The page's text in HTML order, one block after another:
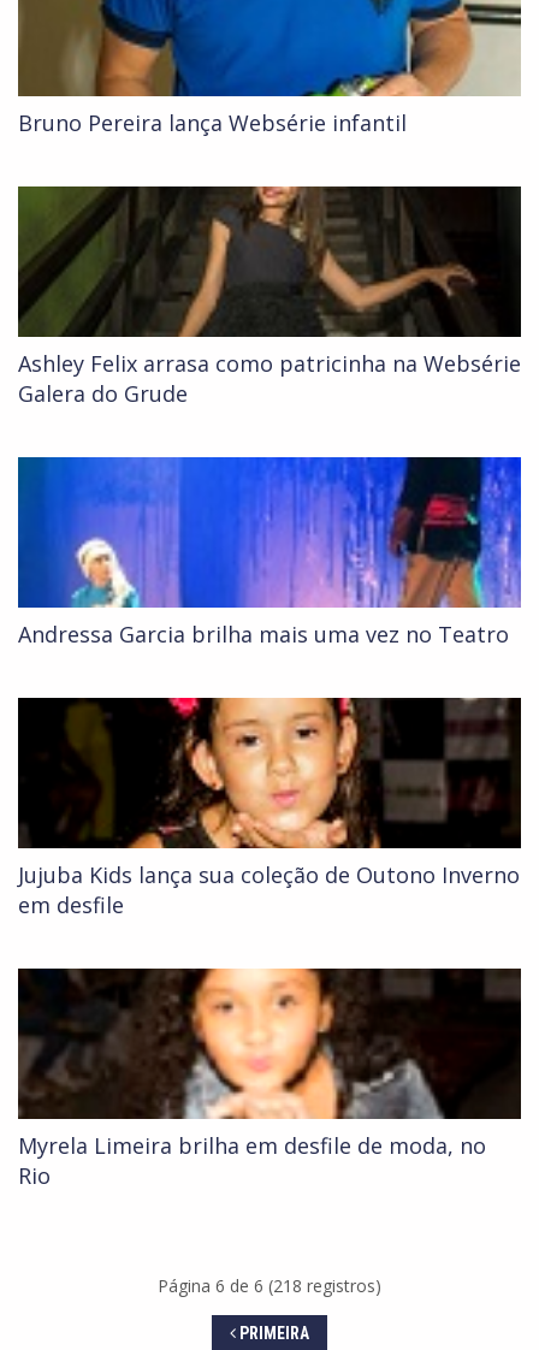
Bruno Pereira lança Websérie infantil
Ashley Felix arrasa como patricinha na Websérie
Galera do Grude
Andressa Garcia brilha mais uma vez no Teatro
Jujuba Kids lança sua coleção de Outono Inverno
em desfile
Myrela Limeira brilha em desfile de moda, no
Rio
Página 6 de 6 (218 registros)
PRIMEIRA